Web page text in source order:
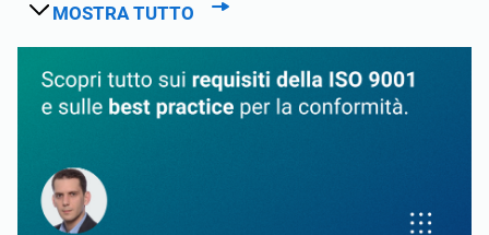
MOSTRA TUTTO